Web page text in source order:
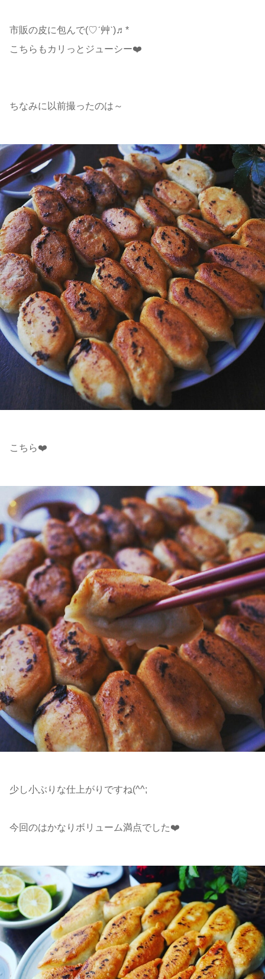
市販の皮に包んで(♡ˊ艸ˋ)♬*
こちらもカリっとジューシー❤️
ちなみに以前撮ったのは～
こちら❤️
少し小ぶりな仕上がりですね(^^;
今回のはかなりボリューム満点でした❤️